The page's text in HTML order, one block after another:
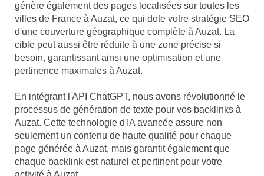
génère également des pages localisées sur toutes les
villes de France à Auzat, ce qui dote votre stratégie SEO
d'une couverture géographique complète à Auzat. La
cible peut aussi être réduite à une zone précise si
besoin, garantissant ainsi une optimisation et une
pertinence maximales à Auzat.
En intégrant l'API ChatGPT, nous avons révolutionné le
processus de génération de texte pour vos backlinks à
Auzat. Cette technologie d'IA avancée assure non
seulement un contenu de haute qualité pour chaque
page générée à Auzat, mais garantit également que
chaque backlink est naturel et pertinent pour votre